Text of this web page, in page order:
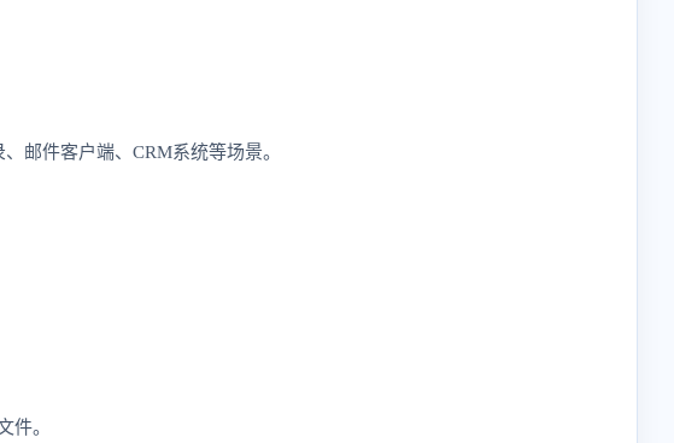
邮件客户端、CRM系统等场景。
件。